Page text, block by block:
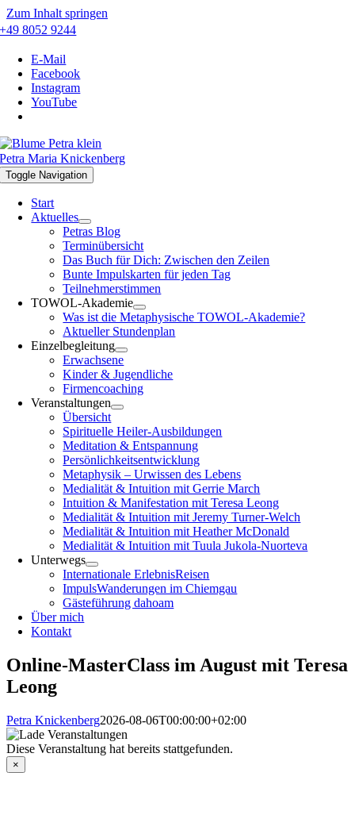
Zum Inhalt springen
+49 8052 9244
E-Mail
Facebook
Instagram
YouTube
Petra Maria Knickenberg
Toggle Navigation
Start
Aktuelles
Petras Blog
Terminübersicht
Das Buch für Dich: Zwischen den Zeilen
Bunte Impulskarten für jeden Tag
Teilnehmerstimmen
TOWOL-Akademie
Was ist die Metaphysische TOWOL-Akademie?
Aktueller Stundenplan
Einzelbegleitung
Erwachsene
Kinder & Jugendliche
Firmencoaching
Veranstaltungen
Übersicht
Spirituelle Heiler-Ausbildungen
Meditation & Entspannung
Persönlichkeitsentwicklung
Metaphysik – Urwissen des Lebens
Medialität & Intuition mit Gerrie March
Intuition & Manifestation mit Teresa Leong
Medialität & Intuition mit Jeremy Turner-Welch
Medialität & Intuition mit Heather McDonald
Medialität & Intuition mit Tuula Jukola-Nuorteva
Unterwegs
Internationale ErlebnisReisen
ImpulsWanderungen im Chiemgau
Gästeführung dahoam
Über mich
Kontakt
Online-MasterClass im August mit Teresa
Leong
Petra Knickenberg2026-08-06T00:00:00+02:00
Diese Veranstaltung hat bereits stattgefunden.
×